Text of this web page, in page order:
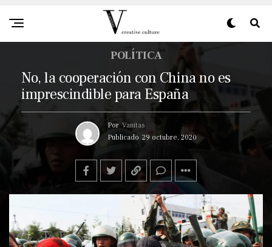
POLÍTICA
No, la cooperación con China no es
imprescindible para España
Por Vanitas
Publicado 29 octubre, 2020